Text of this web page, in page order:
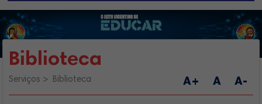
Biblioteca
Serviços Biblioteca A+ A A-